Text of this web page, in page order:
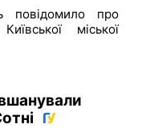
повідомило про
міської